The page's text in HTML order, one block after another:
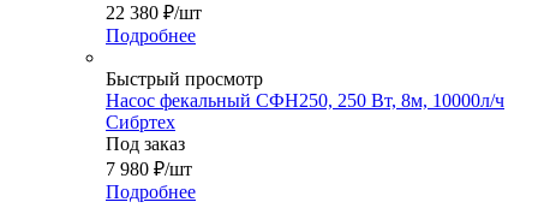
22 380 ₽/шт
Подробнее
Быстрый просмотр
Насос фекальный СФН250, 250 Вт, 8м, 10000л/ч
Сибртех
Под заказ
7 980 ₽/шт
Подробнее